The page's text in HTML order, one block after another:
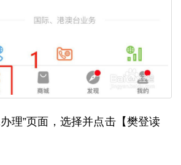
理”页面，选择并点击【樊登读